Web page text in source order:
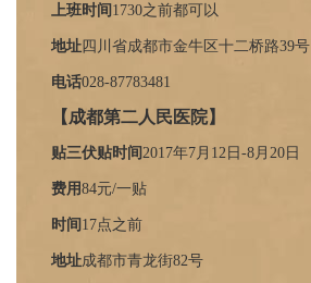
上班时间 1 730之前都可以
地址四川省成都市金牛区十二桥路39号
电话028-87783481
【成都第二人民医院】
贴三伏贴时间 2017年7月12日-8月20日
费用84元/一贴
时间 17点之前
地址成都市青龙街82号